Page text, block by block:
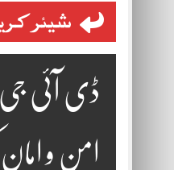
شیئر
ڈی آئی جی
امن و امان